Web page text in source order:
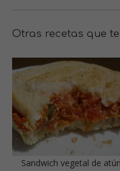
Otras recetas que
Sandwich vegetal de atún